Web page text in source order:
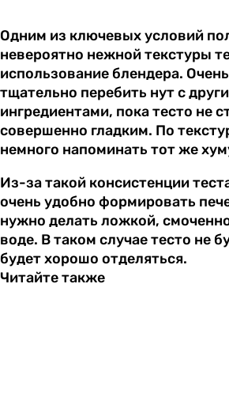
Одним из ключевых условий
невероятно нежной текстуры
использование блендера.
тщательно перебить нут с
ингредиентами, пока тесто не
совершенно гладким. По
немного напоминать тот же
Из-за такой консистенции
очень удобно формировать
нужно делать ложкой,
воде. В таком случае тесто не
будет хорошо отделяться.
Читайте также